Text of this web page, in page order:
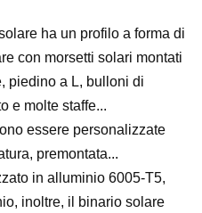
ha un profilo a forma di
con morsetti solari montati
piedino a L, bulloni di
e molte staffe...
essere personalizzate
premontata...
in alluminio 6005-T5,
inoltre, il binario solare